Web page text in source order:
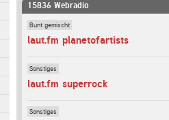
15836 Webradio
Bunt gemischt
laut.fm planetofartists
Sonstiges
laut.fm superrock
Sonstiges